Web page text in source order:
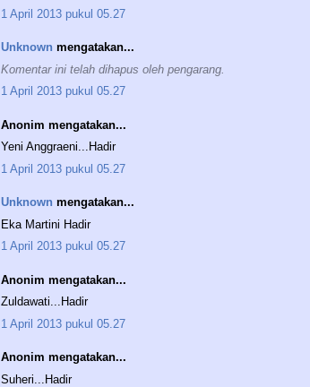
1 April 2013 pukul 05.27
Unknown mengatakan...
Komentar ini telah dihapus oleh pengarang.
1 April 2013 pukul 05.27
Anonim mengatakan...
Yeni Anggraeni...Hadir
1 April 2013 pukul 05.27
Unknown mengatakan...
Eka Martini Hadir
1 April 2013 pukul 05.27
Anonim mengatakan...
Zuldawati...Hadir
1 April 2013 pukul 05.27
Anonim mengatakan...
Suheri...Hadir